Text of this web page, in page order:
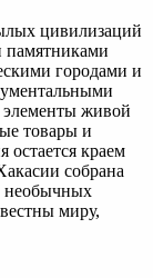
цивилизаций
памятниками
городами и
живой
товары и
остается краем
собрана
необычных
миру,